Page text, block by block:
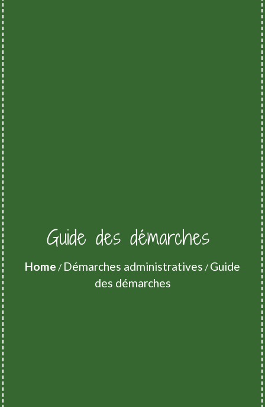
Guide des démarches
Home / Démarches administratives / Guide
des démarches